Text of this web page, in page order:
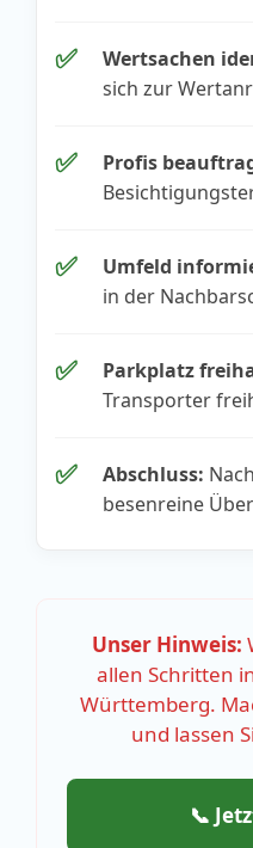
✅ Wertsachen
sich zur
✅ Profis
✅ Umfeld
in der
✅ Parkplatz
Transporter
✅ Abschluss:
besenreine
Unser Hinweis:
allen Schritten
Württemberg.
und lassen
📞